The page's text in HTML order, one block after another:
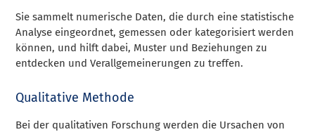
Sie sammelt numerische Daten, die durch eine statistische
Analyse eingeordnet, gemessen oder kategorisiert werden
können, und hilft dabei, Muster und Beziehungen zu
entdecken und Verallgemeinerungen zu treffen.
Qualitative Methode
Bei der qualitativen Forschung werden die Ursachen von